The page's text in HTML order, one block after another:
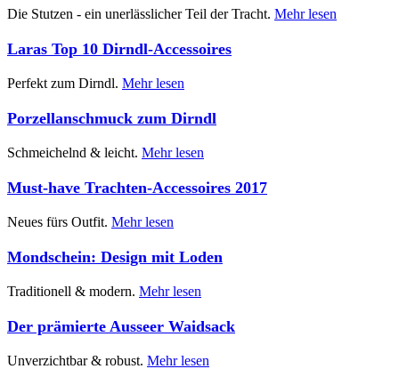
Die Stutzen - ein unerlässlicher Teil der Tracht. Mehr lesen
Laras Top 10 Dirndl-Accessoires
Perfekt zum Dirndl. Mehr lesen
Porzellanschmuck zum Dirndl
Schmeichelnd & leicht. Mehr lesen
Must-have Trachten-Accessoires 2017
Neues fürs Outfit. Mehr lesen
Mondschein: Design mit Loden
Traditionell & modern. Mehr lesen
Der prämierte Ausseer Waidsack
Unverzichtbar & robust. Mehr lesen